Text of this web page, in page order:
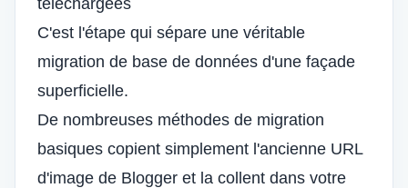
téléchargées
C'est l'étape qui sépare une véritable
migration de base de données d'une façade
superficielle.
De nombreuses méthodes de migration
basiques copient simplement l'ancienne URL
d'image de Blogger et la collent dans votre